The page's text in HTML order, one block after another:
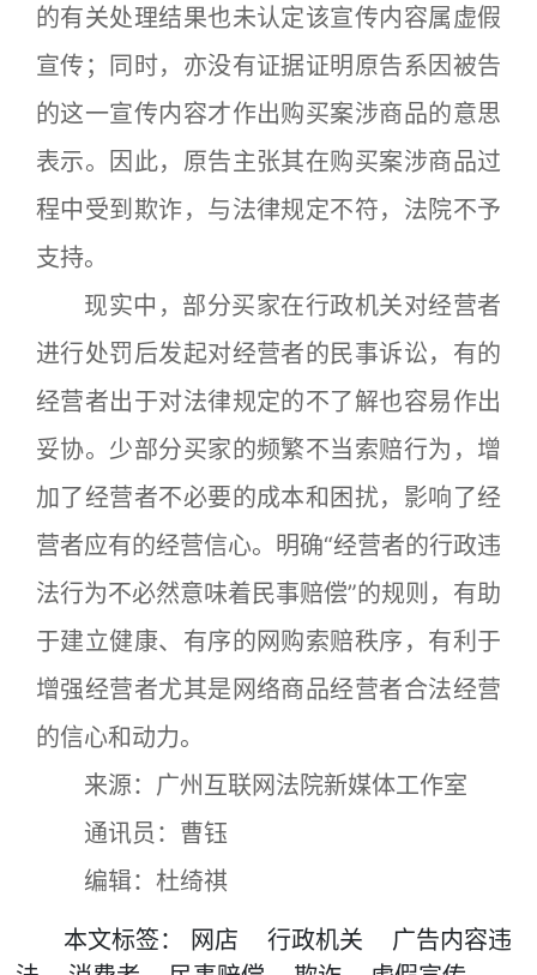
的有关处理结果也未认定该宣传内容属虚假
宣传；同时，亦没有证据证明原告系因被告
的这一宣传内容才作出购买案涉商品的意思
表示。因此，原告主张其在购买案涉商品过
程中受到欺诈，与法律规定不符，法院不予
支持。
现实中，部分买家在行政机关对经营者
进行处罚后发起对经营者的民事诉讼，有的
经营者出于对法律规定的不了解也容易作出
妥协。少部分买家的频繁不当索赔行为，增
加了经营者不必要的成本和困扰，影响了经
营者应有的经营信心。明确“经营者的行政违
法行为不必然意味着民事赔偿”的规则，有助
于建立健康、有序的网购索赔秩序，有利于
增强经营者尤其是网络商品经营者合法经营
的信心和动力。
来源：广州互联网法院新媒体工作室
通讯员：曹钰
编辑：杜绮祺
本文标签： 网店 行政机关
广告内容违